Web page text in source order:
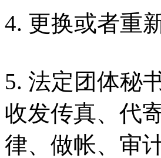
4. 更换或者重
5. 法定团体秘
收发传真、代
律、做帐、审